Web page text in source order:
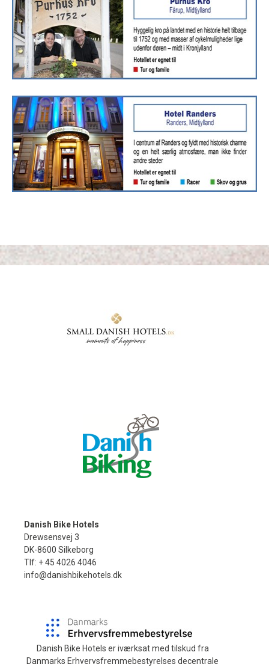
Danish Bike Hotels
Drewsensvej 3
DK-8600 Silkeborg
Tlf: + 45 4026 4046
info@danishbikehotels.dk
Danish Bike Hotels er iværksat med tilskud fra
Danmarks Erhvervsfremmebestyrelses decentrale